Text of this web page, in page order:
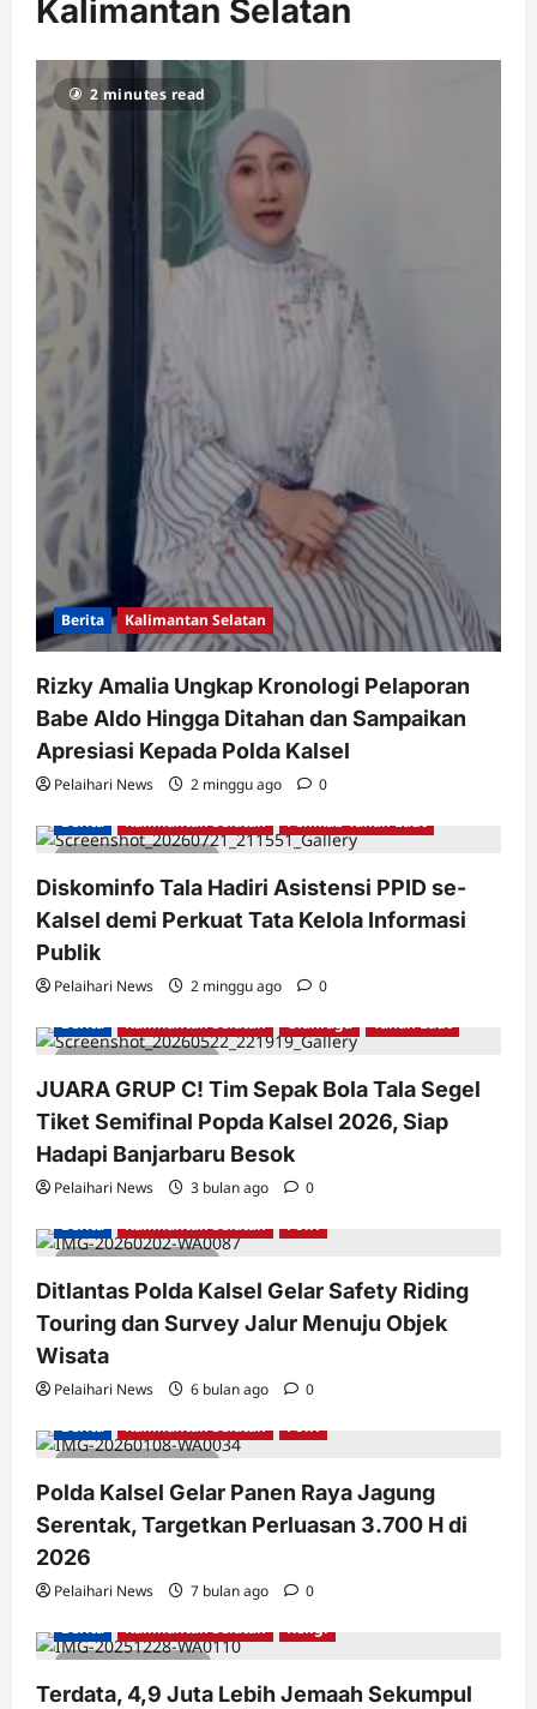
Kalimantan Selatan
2 minutes read
Berita Kalimantan Selatan
Rizky Amalia Ungkap Kronologi Pelaporan
Babe Aldo Hingga Ditahan dan Sampaikan
Apresiasi Kepada Polda Kalsel
Pelaihari News 2 minggu ago 0
2 minutes read
Berita Kalimantan Selatan Pemkab Tanah Laut
Diskominfo Tala Hadiri Asistensi PPID se-
Kalsel demi Perkuat Tata Kelola Informasi
Publik
Pelaihari News 2 minggu ago 0
2 minutes read
Berita Kalimantan Selatan Olahraga Tanah Laut
JUARA GRUP C! Tim Sepak Bola Tala Segel
Tiket Semifinal Popda Kalsel 2026, Siap
Hadapi Banjarbaru Besok
Pelaihari News 3 bulan ago 0
2 minutes read
Berita Kalimantan Selatan Polri
Ditlantas Polda Kalsel Gelar Safety Riding
Touring dan Survey Jalur Menuju Objek
Wisata
Pelaihari News 6 bulan ago 0
2 minutes read
Berita Kalimantan Selatan Polri
Polda Kalsel Gelar Panen Raya Jagung
Serentak, Targetkan Perluasan 3.700 H di
2026
Pelaihari News 7 bulan ago 0
1 minute read
Berita Kalimantan Selatan Religi
Terdata, 4,9 Juta Lebih Jemaah Sekumpul